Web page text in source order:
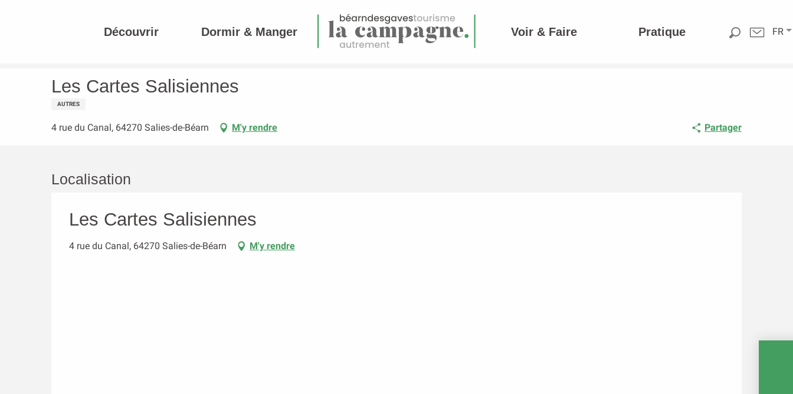
FR
Découvrir Dormir & Manger Voir & Faire Pratique
Les Cartes Salisiennes
AUTRES
4 rue du Canal, 64270 Salies-de-Béarn M'y rendre Partager
Localisation
Les Cartes Salisiennes
4 rue du Canal, 64270 Salies-de-Béarn M'y rendre